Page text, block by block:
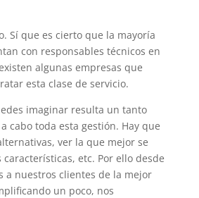
Sí que es cierto que la mayoría
con responsables técnicos en
algunas empresas que
esta clase de servicio.
imaginar resulta un tanto
cabo toda esta gestión. Hay que
ver la que mejor se
etc. Por ello desde
a nuestros clientes de la mejor
un poco, nos